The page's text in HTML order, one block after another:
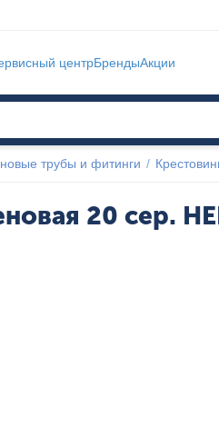
центрБрендыАкции
трубы и фитинги /
20 сер.